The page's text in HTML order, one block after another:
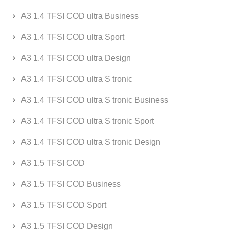
A3 1.4 TFSI COD ultra Business
A3 1.4 TFSI COD ultra Sport
A3 1.4 TFSI COD ultra Design
A3 1.4 TFSI COD ultra S tronic
A3 1.4 TFSI COD ultra S tronic Business
A3 1.4 TFSI COD ultra S tronic Sport
A3 1.4 TFSI COD ultra S tronic Design
A3 1.5 TFSI COD
A3 1.5 TFSI COD Business
A3 1.5 TFSI COD Sport
A3 1.5 TFSI COD Design